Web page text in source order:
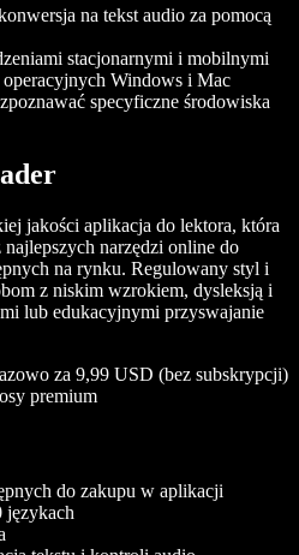
na tekst audio za pomocą
stacjonarnymi i mobilnymi
Windows i Mac
specyficzne środowiska
jakości aplikacja do lektora, która
najlepszych narzędzi online do
na rynku. Regulowany styl i
z niskim wzrokiem, dysleksją i
lub edukacyjnymi przyswajanie
za 9,99 USD (bez subskrypcji)
premium
do zakupu w aplikacji
językach